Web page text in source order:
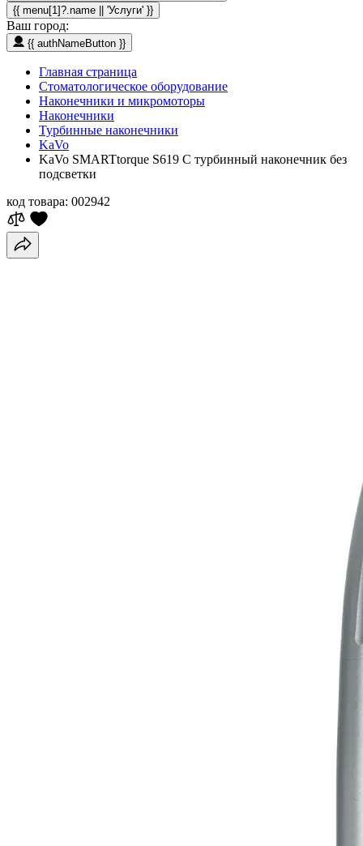
{{ menu[1]?.name || 'Услуги' }}
Ваш город:
{{ authNameButton }}
Главная страница
Стоматологическое оборудование
Наконечники и микромоторы
Наконечники
Турбинные наконечники
KaVo
KaVo SMARTtorque S619 C турбинный наконечник без
подсветки
код товара: 002942